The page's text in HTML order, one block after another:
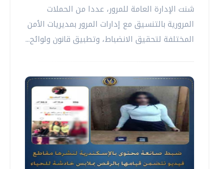
شنت الإدارة العامة للمرور، عددا من الحملات
المرورية بالتنسيق مع إدارات المرور بمديريات الأمن
المختلفة لتحقيق الانضباط، وتطبيق قانون ولوائح...